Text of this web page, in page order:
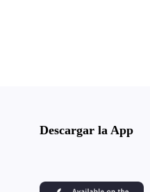
Descargar la App